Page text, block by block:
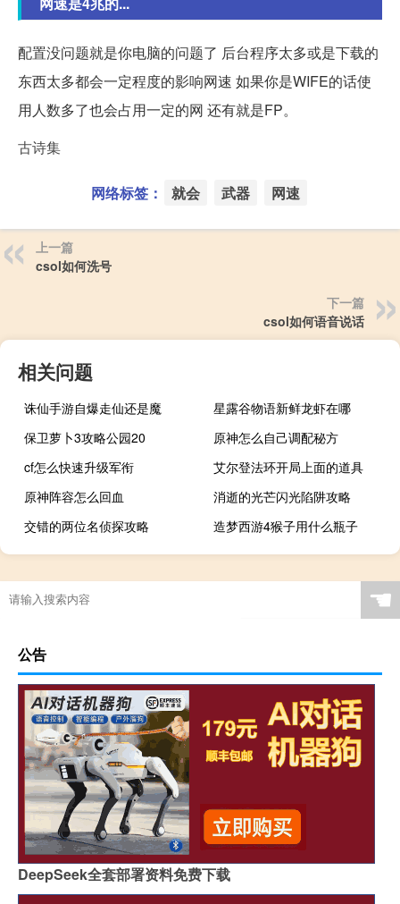
配置没问题就是你电脑的问题了 后台程序太多或是下载的
东西太多都会一定程度的影响网速 如果你是WIFE的话使
用人数多了也会占用一定的网 还有就是FP。
古诗集
网络标签： 就会 武器 网速
上一篇
csol如何洗号
下一篇
csol如何语音说话
相关问题
诛仙手游自爆走仙还是魔
星露谷物语新鲜龙虾在哪
保卫萝卜3攻略公园20
原神怎么自己调配秘方
cf怎么快速升级军衔
艾尔登法环开局上面的道具
原神阵容怎么回血
消逝的光芒闪光陷阱攻略
交错的两位名侦探攻略
造梦西游4猴子用什么瓶子
☚
公告
DeepSeek全套部署资料免费下载